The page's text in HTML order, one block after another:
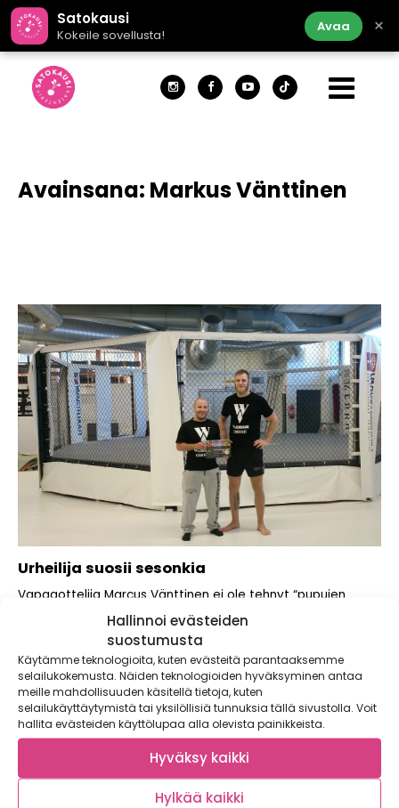
Hallinnoi evästeiden
suostumusta
Käytämme teknologioita, kuten evästeitä parantaaksemme
selailukokemusta. Näiden teknologioiden hyväksyminen antaa
meille mahdollisuuden käsitellä tietoja, kuten
selailukäyttäytymistä tai yksilöllisiä tunnuksia tällä sivustolla. Voit
hallita evästeiden käyttölupaa alla olevista painikkeista.
Hyväksy kaikki
Hylkää kaikki
Satokausi
Kokeile sovellusta!
Avaa ×
Avainsana: Markus Vänttinen
Urheilija suosii sesonkia
Vapaaottelija Marcus Vänttinen ei ole tehnyt “pupujen
kanssa sopimusta, etteivät he lainaa hänen
polkupyöräänsä”....